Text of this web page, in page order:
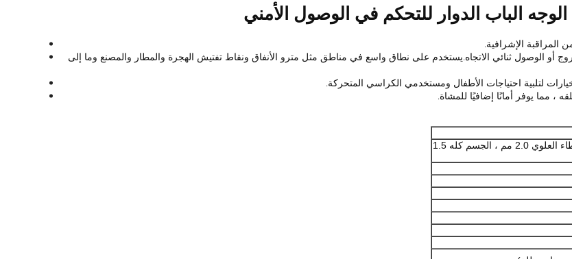
أو الوصول ثنائي الاتجاه.يستخدم على نطاق واسع في مناطق مثل مترو الأنفاق ونقاط تفتيش الهجرة والمطار والمصنع وما إلى
لتلبية احتياجات الأطفال ومستخدمي الكراسي المتحركة.
، مما يوفر أمانًا إضافيًا للمشاة.
SUS304 الفولاذ المقاوم للصدأ المصقول ، الغطاء العلوي 2.0 مم ، الجسم كله 1.5